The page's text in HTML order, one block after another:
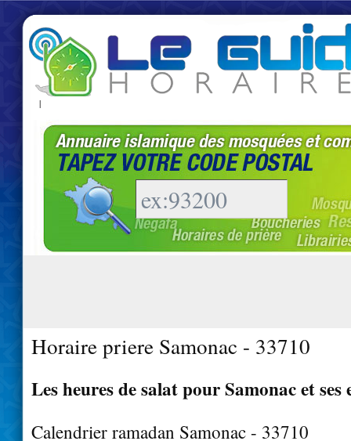
|
Horaire priere Samonac - 33710
Les heures de salat pour Samonac et ses
Calendrier ramadan Samonac - 33710